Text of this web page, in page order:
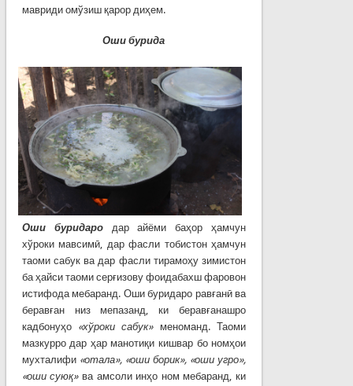
мавриди омўзиш қарор диҳем.
Оши бурида
Оши буридародар айёми баҳор ҳамчун
хўроки мавсимӣ, дар фасли тобистон ҳамчун
таоми сабук ва дар фасли тирамоҳу зимистон
ба ҳайси таоми серғизову фоидабахш фаровон
истифода мебаранд. Оши буридаро равғанӣ ва
беравған низ мепазанд, ки беравғанашро
кадбонуҳо «хўроки сабук» меноманд. Таоми
мазкурро дар ҳар манотиқи кишвар бо номҳои
мухталифи «отала», «оши борик», «оши угро»,
«оши суюқ»ва амсоли инҳо ном мебаранд, ки